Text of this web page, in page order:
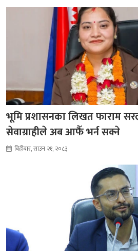
भूमि प्रशासनका लिखत फाराम
सेवाग्राहीले अब आफैँ भर्न सक्ने
बिहीबार, साउन २१, २०८३